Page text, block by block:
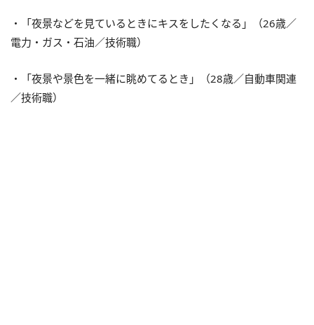
・「夜景などを見ているときにキスをしたくなる」（26歳／
電力・ガス・石油／技術職）
・「夜景や景色を一緒に眺めてるとき」（28歳／自動車関連
／技術職）